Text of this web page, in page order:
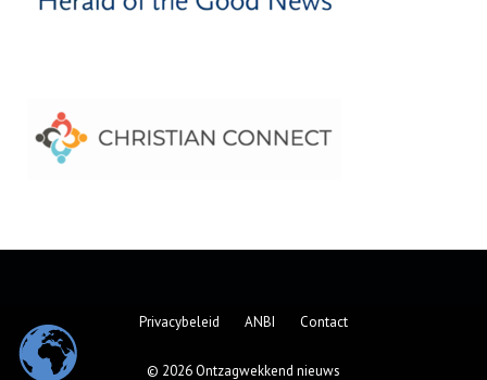
Privacybeleid ANBI Contact
© 2026 Ontzagwekkend nieuws